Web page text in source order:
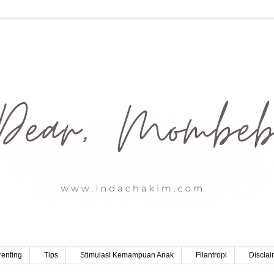
Tips Stimulasi Kemampuan Anak Filantropi